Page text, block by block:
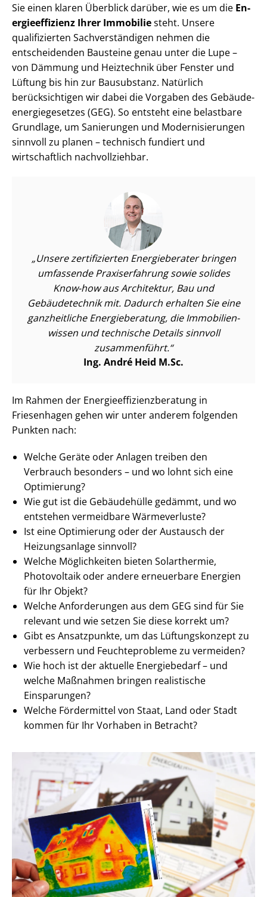
Sie einen klaren Überblick darüber, wie es um die En­
er­gie­ef­fi­zi­enz Ihrer Immobiliesteht. Unsere
qualifizierten Sach­ver­stän­di­gen nehmen die
entscheidenden Bausteine genau unter die Lupe –
von Dämmung und Heiztechnik über Fenster und
Lüftung bis hin zur Bausubstanz. Natürlich
berücksichtigen wir dabei die Vorgaben des Ge­bäu­de­
en­er­gie­ge­set­zes (GEG). So entsteht eine belastbare
Grundlage, um Sanierungen und Mo­der­ni­sie­run­gen
sinnvoll zu planen – technisch fundiert und
wirtschaftlich nachvollziehbar.
Unsere zertifizierten Energieberater bringen
umfassende Praxiserfahrung sowie solides
Know-how aus Architektur, Bau und
Gebäudetechnik mit. Dadurch erhalten Sie eine
ganzheitliche Energieberatung, die Im­mo­bi­li­en­
wis­sen und technische Details sinnvoll
zusammenführt.
Ing. André Heid M.Sc.
Im Rahmen der En­er­gie­ef­fi­zi­enz­be­ra­tung in
Friesenhagen gehen wir unter anderem folgenden
Punkten nach:
Welche Geräte oder Anlagen treiben den
Verbrauch besonders – und wo lohnt sich eine
Optimierung?
Wie gut ist die Gebäudehülle gedämmt, und wo
entstehen vermeidbare Wärmeverluste?
Ist eine Optimierung oder der Austausch der
Heizungsanlage sinnvoll?
Welche Möglichkeiten bieten Solarthermie,
Photovoltaik oder andere erneuerbare Energien
für Ihr Objekt?
Welche Anforderungen aus dem GEG sind für Sie
relevant und wie setzen Sie diese korrekt um?
Gibt es Ansatzpunkte, um das Lüftungskonzept zu
verbessern und Feuchteprobleme zu vermeiden?
Wie hoch ist der aktuelle Energiebedarf – und
welche Maßnahmen bringen realistische
Einsparungen?
Welche Fördermittel von Staat, Land oder Stadt
kommen für Ihr Vorhaben in Betracht?